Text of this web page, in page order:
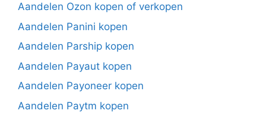
Aandelen Ozon kopen of verkopen
Aandelen Panini kopen
Aandelen Parship kopen
Aandelen Payaut kopen
Aandelen Payoneer kopen
Aandelen Paytm kopen